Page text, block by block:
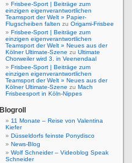
Frisbee-Sport | Beiträge zum
einzigen eigenverantwortlichen
Teamsport der Welt » Papier-
Flugscheiben falten zu Origami-Frisbee
Frisbee-Sport | Beiträge zum
einzigen eigenverantwortlichen
Teamsport der Welt » Neues aus der
Kölner Ultimate-Szene zu Ultimate
Chorweiler wird 3. in Veenendaal
Frisbee-Sport | Beiträge zum
einzigen eigenverantwortlichen
Teamsport der Welt » Neues aus der
Kölner Ultimate-Szene zu Mach
Frisbeesport in Köln-Nippes
Blogroll
11 Monate – Reise von Valentina
Kiefer
Düsseldorfs feinste Ponydisco
News-Blog
Wolf Schneider – Videoblog Speak
Schneider